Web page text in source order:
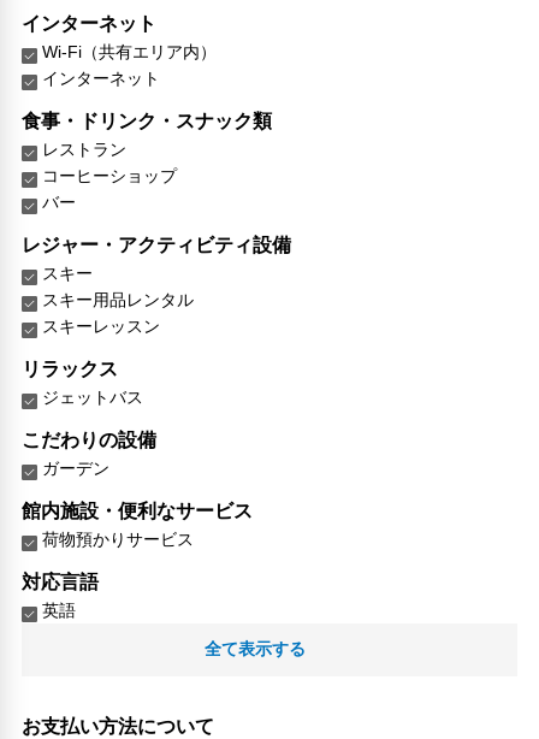
インターネット
Wi-Fi（共有エリア内）
インターネット
食事・ドリンク・スナック類
レストラン
コーヒーショップ
バー
レジャー・アクティビティ設備
スキー
スキー用品レンタル
スキーレッスン
リラックス
ジェットバス
こだわりの設備
ガーデン
館内施設・便利なサービス
荷物預かりサービス
対応言語
英語
全て表示する
お支払い方法について